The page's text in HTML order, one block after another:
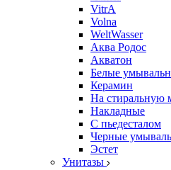
VitrA
Volna
WeltWasser
Аква Родос
Акватон
Белые
Керамин
На стиральную
Накладные
С пьедесталом
Черные
Эстет
Унитазы